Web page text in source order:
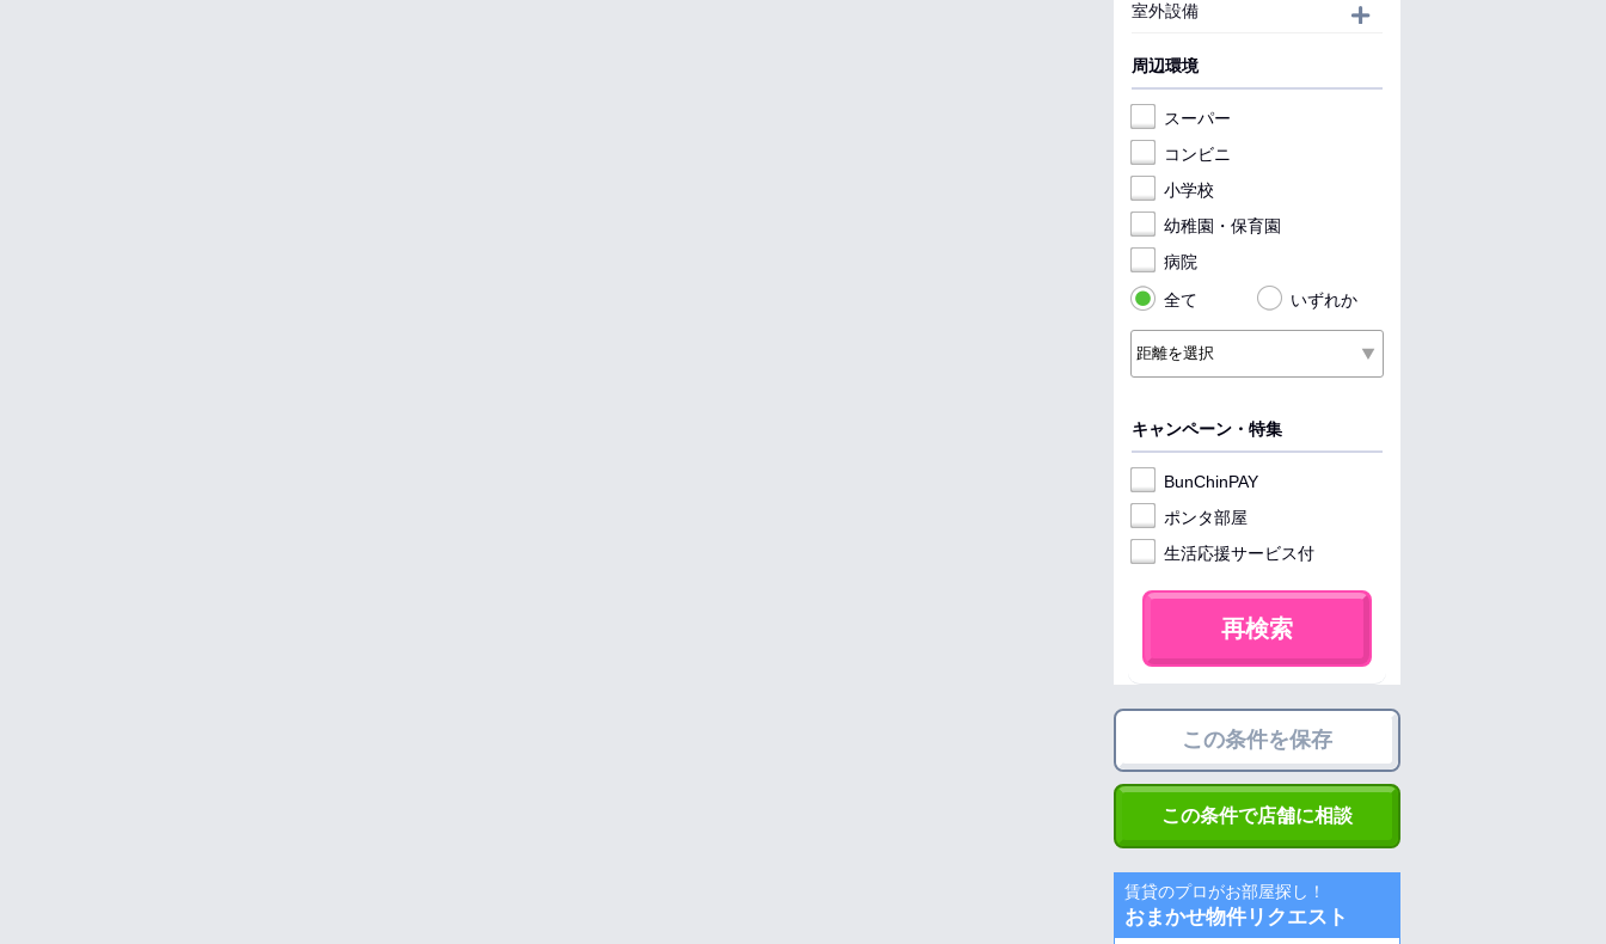
室外設備
周辺環境
スーパー
コンビニ
小学校
幼稚園・保育園
病院
全て
いずれか
キャンペーン・特集
BunChinPAY
ポンタ部屋
生活応援サービス付
再検索
この条件を保存
この条件で店舗に相談
賃貸のプロがお部屋探し！
おまかせ物件リクエスト